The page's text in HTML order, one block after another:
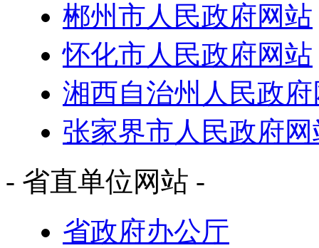
郴州市人民政府网站
怀化市人民政府网站
湘西自治州人民政
张家界市人民政府网
- 省直单位网站 -
省政府办公厅